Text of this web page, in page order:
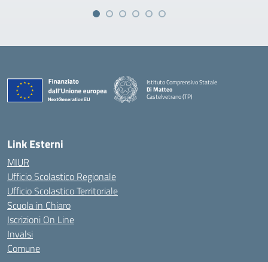
Istituto Comprensivo Statale
Di Matteo
Castelvetrano (TP)
Link Esterni
MIUR
Ufficio Scolastico Regionale
Ufficio Scolastico Territoriale
Scuola in Chiaro
Iscrizioni On Line
Invalsi
Comune